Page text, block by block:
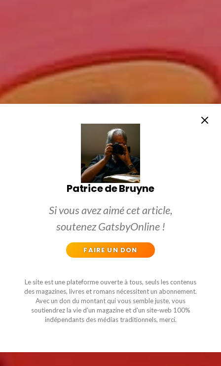
Patrice de Bruyne
Si vous avez aimé cet article,
soutenez GatsbyOnline !
FAIRE UN DON
Le site est une plateforme ouverte à tous, seuls les contenus
des magazines, livres et romans nécessitent un abonnement.
Avec un don du montant qui vous semble juste, vous
soutiendrez la vie d'un magazine et d'un site-web 100%
indépendants des médias traditionnels, merci.